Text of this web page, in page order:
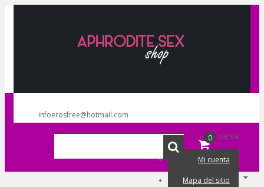
infoerosfree@hotmail.com
Mi cuenta
Mi cuenta
Mapa del sitio
0